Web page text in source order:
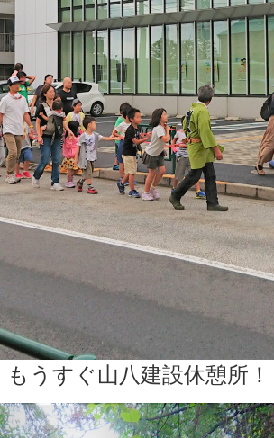
うすぐ山八建設休憩所！